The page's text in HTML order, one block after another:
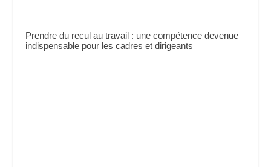
Prendre du recul au travail : une compétence devenue
indispensable pour les cadres et dirigeants